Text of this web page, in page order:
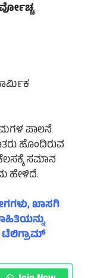
ಪಾಲನೆ
ಹೊಂದಿರುವ
ಸಮಾನ
ಹೇಳಿದೆ.
ಖಾಸಗಿ
ಟೆಲಿಗ್ರಾಮ್